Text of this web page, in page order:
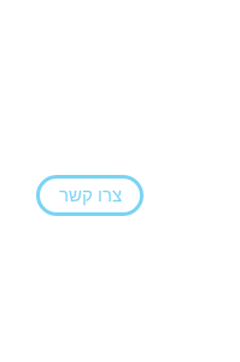
צרו קשר